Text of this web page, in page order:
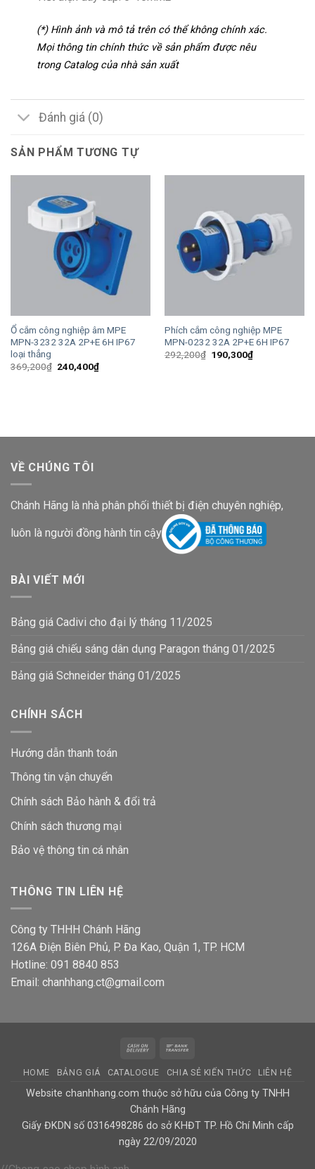
(*) Hình ảnh và mô tả trên có thể không chính xác.
Mọi thông tin chính thức về sản phẩm được nêu
trong Catalog của nhà sản xuất
Đánh giá (0)
SẢN PHẨM TƯƠNG TỰ
Ổ cắm công nghiệp âm MPE
MPN-3232 32A 2P+E 6H IP67
loại thẳng
369,200₫ Giá
240,400₫Giá
hiện
Phích cắm công nghiệp MPE
MPN-0232 32A 2P+E 6H IP67
292,200₫ Giá
190,300₫Giá
hiện
VỀ CHÚNG TÔI
Chánh Hãng là nhà phân phối thiết bị điện chuyên nghiệp,
luôn là người đồng hành tin cậy
BÀI VIẾT MỚI
Bảng giá Cadivi cho đại lý tháng 11/2025
Bảng giá chiếu sáng dân dụng Paragon tháng 01/2025
Bảng giá Schneider tháng 01/2025
CHÍNH SÁCH
Hướng dẫn thanh toán
Thông tin vận chuyển
Chính sách Bảo hành & đổi trả
Chính sách thương mại
Bảo vệ thông tin cá nhân
THÔNG TIN LIÊN HỆ
Công ty THHH Chánh Hãng
126A Điện Biên Phủ, P. Đa Kao, Quận 1, TP. HCM
Hotline: 091 8840 853
Email: chanhhang.ct@gmail.com
Cash
Delivery
HOME BẢNG GIÁ CATALOGUE CHIA SẺ KIẾN THỨC LIÊN HỆ
Website chanhhang.com thuộc sở hữu của Công ty TNHH
Chánh Hãng
Giấy ĐKDN số 0316498286 do sở KHĐT TP. Hồ Chí Minh cấp
ngày 22/09/2020